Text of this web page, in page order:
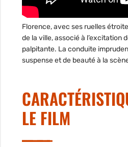
Florence, avec ses ruelles
de la ville, associé à l’excitation
palpitante. La conduite
suspense et de beauté à la
LE FILM